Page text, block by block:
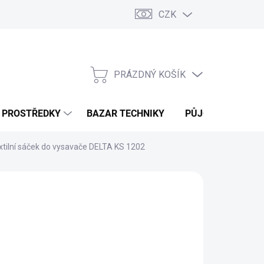
CZK
NÁKUPNÍ
PRÁZDNÝ KOŠÍK
BAZAR TECHNIKY PŮJČOVNA
sáček do vysavače DELTA KS 1202